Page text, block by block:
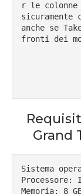
r le colonne
anche se
fronti dei
Grand
Sistema
Processore:
Memoria: 8